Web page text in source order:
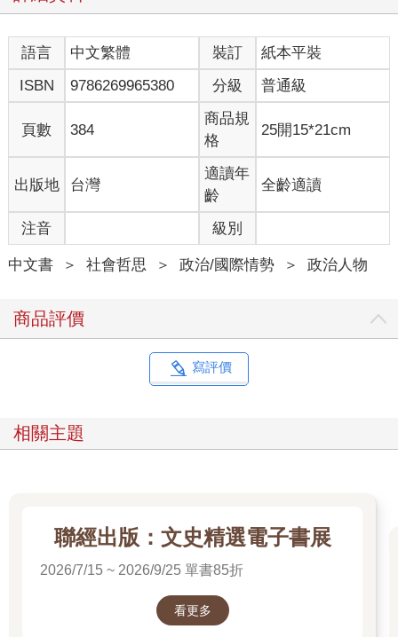
法庭內，黎智英坐在玻璃隔間中，透過助聽器聆聽審理過程。審
判前不久他才接受眼部手術，即便戴著眼鏡，仍難以看清投影在
法庭螢幕上的內容。他比入獄前瘦了許多，在獄中度過新冠疫
情，也在審判開始前的三年監禁生活中逐漸老去。身高六呎一吋
（約一百八十五公分），黎智英的存在感不可忽視；獄中減掉幾
十磅，讓他身上帶著過去所沒有的嚴肅氣息。
黎智英將棕色囚服換成藍色牛津襯衫及淺色諾悠翩雅（Loro
Piana）西裝外套。這是一場審判秀，當局讓主角依自己的意願著
裝。
香港的被告通常會穿上體面衣服，希望讓陪審團留下良好印象。
但這場審判卻不一樣。中央推翻對香港保留司法制度的承諾，拒
進行審理。黎智英穿上這些衣服，是為了自己的尊嚴。
以牛仔褲跟扣領棉襯衫或寬鬆亞麻襯衫為主。他喜歡夾式吊帶，
有陣子也穿過連身吊帶褲──在香港富豪中相當獨特的風格。
然而讓黎智英與眾不同的，不僅是衣服。過去三十多年裡，他一
直是自由與民主的堅定捍衛者，言辭激烈，批評香港與中國的領
他很有錢──遭到政府追捕前，黎智英的財富估計達到十二億美
元，這是黎智英十二歲時到香港所賺來的財富。抵港時他口袋裡
甚至連五塊錢都沒有。他自掏腰包，捐出超過一億美元，支持香
語言 中文繁體 裝訂
紙本平裝
ISBN
9786269965380 分級 普通級
頁數 384
商品規
格
25開15*21cm
出版地 台灣
適讀年
齡
全齡適讀
注音 級別
中文書 ＞ 社會哲思 ＞ 政治/國際情勢 ＞ 政治人物
商品評價
寫評價
相關主題
聯經出版：文史精選電子書展
2026/7/15 ~ 2026/9/25 單書85折
看更多